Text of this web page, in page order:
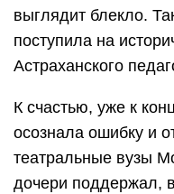
выглядит блекло.
поступила на
Астраханского
К счастью, уже к
осознала ошибку и
театральные вузы
дочери поддержал,